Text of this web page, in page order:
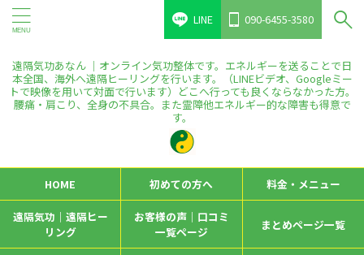
LINE 090-6455-3580
遠隔気功あなん ｜オンライン気功整体です。エネルギーを送ることで日
本全国、海外へ遠隔ヒーリングを行います。（LINEビデオ、Googleミー
トで映像を用いて対面で行います）どこへ行っても良くならなかった方。
腰痛・肩こり、全身の不具合。また霊障他エネルギー的な障害も得意で
す。
HOME 初めての方へ 料金・メニュー
遠隔気功｜遠隔ヒー
リング
お客様の声｜口コミ
一覧ページ
まとめページ一覧